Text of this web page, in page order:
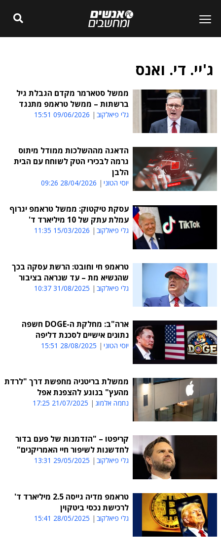
ג'יי. די. ואנס
ממשל סטארמר מקדם הגבלת גיל
ברשתות – ממשל טראמפ מתנגד
גלי פיאלקוב 09/06/2026 15:51
הדאגה מההשלכות ממודל מיתוס
גרמה לבכירי הטק לשוחח עם הבית
הלבן
יוסי הטוני 28/04/2026 09:26
עסקת טיקטוק: ממשל טראמפ יגרוף
עמלת עתק של 10 מיליארד ד'
גלי פיאלקוב 15/03/2026 11:35
טראמפ חי וחובט: הרשת עסקה בכך
שהנשיא מת – עד שנראה בציבור
גלי פיאלקוב 31/08/2025 10:37
ארה"ב: מחלקת ה-DOGE חשפה
נתונים אישיים לסכנת דליפה
יוסי הטוני 28/08/2025 15:51
ממשלת בריטניה מחפשת דרך "לרדת
מהעץ" בנוגע להצפנת אפל
נחמה אלמוג 21/07/2025 17:25
קריפטו – "הזדמנות של פעם בדור
לחדשנות לשיפור חיי האמריקנים"
גלי פיאלקוב 29/05/2025 13:31
טראמפ מדיה גייסה 2.5 מיליארד ד'
לרכישת נכסי ביטקוין
גלי פיאלקוב 28/05/2025 15:41